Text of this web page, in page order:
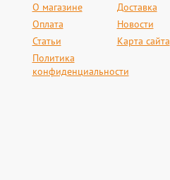
О магазине
Доставка
Оплата
Новости
Статьи
Карта сайта
Политика
конфиденциальности